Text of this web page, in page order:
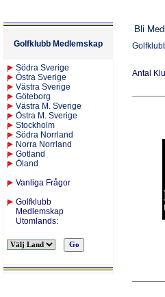
Golfklubb Medlemskap
Södra Sverige
Östra Sverige
Västra Sverige
Göteborg
Västra M. Sverige
Östra M. Sverige
Stockholm
Södra Norrland
Norra Norrland
Gotland
Öland
Vanliga Frågor
Golfklubb
Medlemskap
Utomlands:
Bli
Antal